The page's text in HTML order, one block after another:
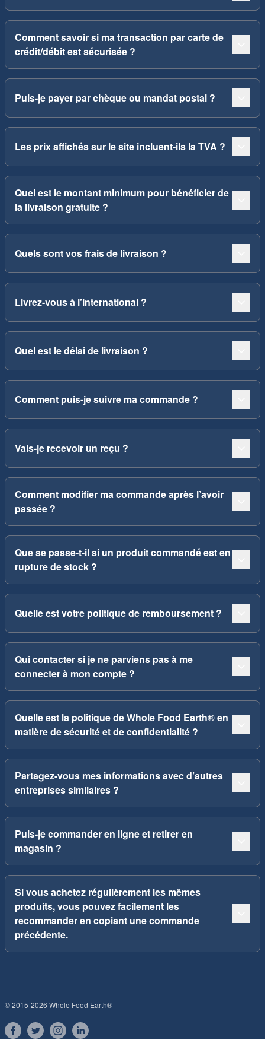
Comment savoir si ma transaction par carte de
crédit/débit est sécurisée ?
Puis-je payer par chèque ou mandat postal ?
Les prix affichés sur le site incluent-ils la TVA ?
Quel est le montant minimum pour bénéficier de
la livraison gratuite ?
Quels sont vos frais de livraison ?
Livrez-vous à l’international ?
Quel est le délai de livraison ?
Comment puis-je suivre ma commande ?
Vais-je recevoir un reçu ?
Comment modifier ma commande après l’avoir
passée ?
Que se passe-t-il si un produit commandé est en
rupture de stock ?
Quelle est votre politique de remboursement ?
Qui contacter si je ne parviens pas à me
connecter à mon compte ?
Quelle est la politique de Whole Food Earth® en
matière de sécurité et de confidentialité ?
Partagez-vous mes informations avec d’autres
entreprises similaires ?
Puis-je commander en ligne et retirer en
magasin ?
Si vous achetez régulièrement les mêmes
produits, vous pouvez facilement les
recommander en copiant une commande
précédente.
© 2015-2026 Whole Food Earth®